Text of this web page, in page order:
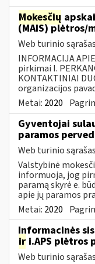
Mokesčių
(MAIS) plėtros/
Web turinio sąrašas
INFORMACIJA
pirkimai I.
KONTAKTINIAI
organizacijos
Metai: 2020
Gyventojai
paramos
Web turinio sąrašas
Valstybinė
informuoja, jog
paramą skyrė e.
apie jų paramos
Metai: 2020
Informacinės
ir i.APS plėtros
Web turinio sąrašas